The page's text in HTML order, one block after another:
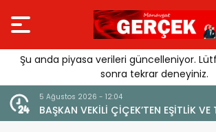
Şu anda piyasa verileri güncelleniyor.
sonra tekrar deneyiniz.
- 12:04
ÇİÇEK’TEN EŞİTLİK VE TURİZM
MARKA DEĞERİNE ZARAR VERİLMEMELİ”